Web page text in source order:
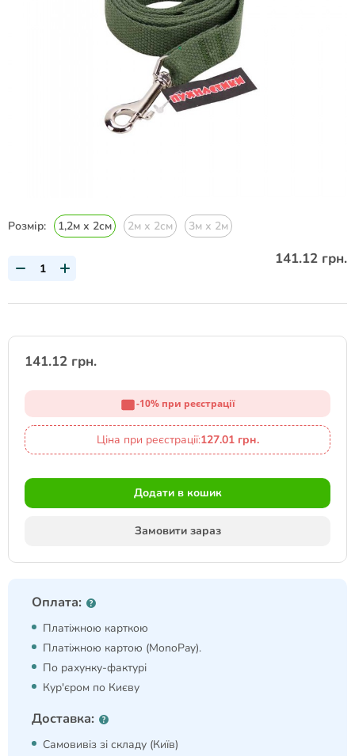
Розмір: 1,2м х 2см 2м х 2см 3м х 2м
141.12 грн.
141.12 грн.
-10% при реєстрації
Ціна при реєстрації:127.01 грн.
Додати в кошик
Замовити зараз
Оплата:
Платіжною карткою
Платіжною картою (MonoPay).
По рахунку-фактурі
Кур'єром по Києву
Доставка:
Самовивіз зі складу (Київ)